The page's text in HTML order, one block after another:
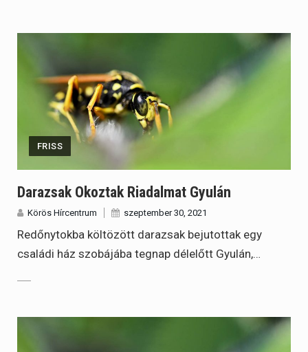
FRISS
Darazsak Okoztak Riadalmat Gyulán
Körös Hírcentrum szeptember 30, 2021
Redőnytokba költözött darazsak bejutottak egy
családi ház szobájába tegnap délelőtt Gyulán,…